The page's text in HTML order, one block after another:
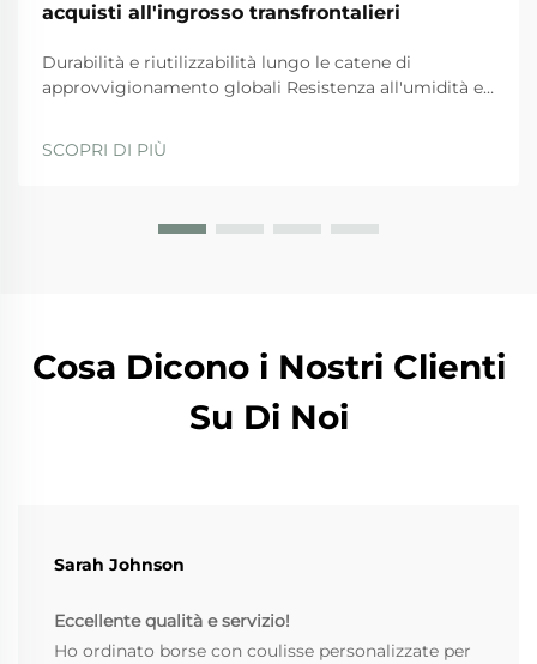
acquisti all'ingrosso transfrontalieri
Durabilità e riutilizzabilità lungo le catene di
approvvigionamento globali Resistenza all'umidità e
marittimo/aereo Le borse in juta sono naturalmente
resistenti all'umidità, il che le rende particolarmente
SCOPRI DI PIÙ
Cosa Dicono i Nostri Clienti
Su Di Noi
Sarah Johnson
Eccellente qualità e servizio!
Ho ordinato borse con coulisse personalizzate per